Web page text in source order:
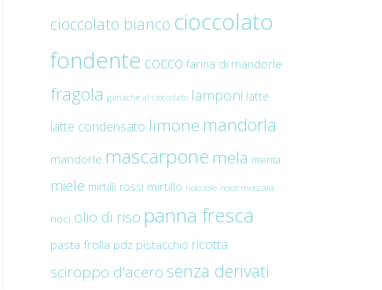
cioccolato bianco cioccolato
fondente cocco farina di mandorle
fragola ganache al cioccolato lamponi latte
latte condensato limone mandorla
mandorle mascarpone mela menta
miele mirtilli rossi mirtillo nocciole noce moscata
noci olio di riso panna fresca
pasta frolla pdz pistacchio ricotta
sciroppo d'acero senza derivati